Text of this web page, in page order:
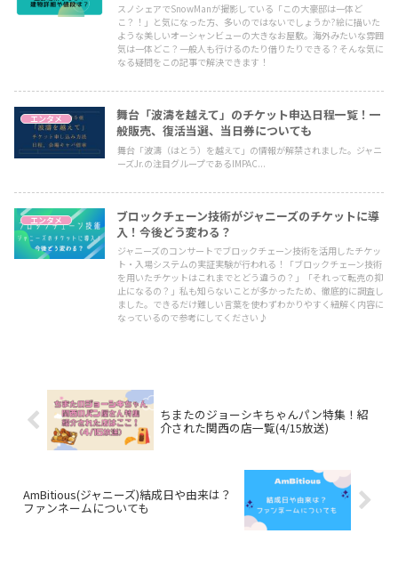
スノシェアでSnowManが撮影している「この大豪邸は一体ど
こ？！」と気になった方、多いのではないでしょうか?絵に描いた
ような美しいオーシャンビューの大きなお屋敷。海外みたいな雰囲
気は一体どこ？一般人も行けるのたり借りたりできる？そんな気に
なる疑問をこの記事で解決できます！
エンタメ
舞台「波濤を越えて」のチケット申込日程一覧！一
般販売、復活当選、当日券についても
舞台「波濤（はとう）を越えて」の情報が解禁されました。ジャニ
ーズJr.の注目グループであるIMPAC...
エンタメ
ブロックチェーン技術がジャニーズのチケットに導
入！今後どう変わる？
ジャニーズのコンサートでブロックチェーン技術を活用したチケッ
ト・入場システムの実証実験が行われる！「ブロックチェーン技術
を用いたチケットはこれまでとどう違うの？」「それって転売の抑
止になるの？」私も知らないことが多かったため、徹底的に調査し
ました。できるだけ難しい言葉を使わずわかりやすく紐解く内容に
なっているので参考にしてください♪
ちまたのジョーシキちゃんパン特集！紹
介された関西の店一覧(4/15放送)
AmBitious(ジャニーズ)結成日や由来は？
ファンネームについても